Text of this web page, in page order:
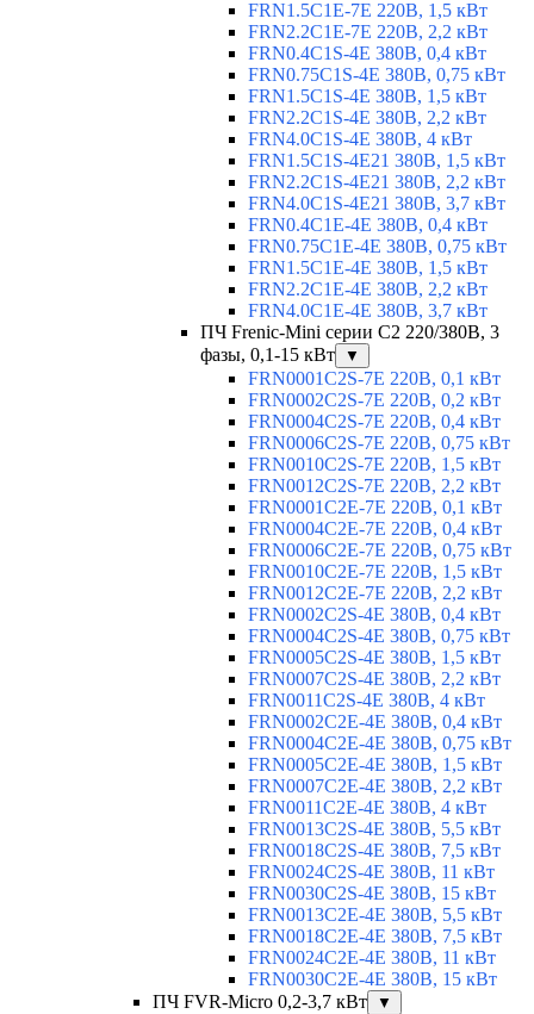
FRN1.5C1E-7E 220В, 1,5 кВт
FRN2.2C1E-7E 220В, 2,2 кВт
FRN0.4C1S-4E 380В, 0,4 кВт
FRN0.75C1S-4E 380В, 0,75 кВт
FRN1.5C1S-4E 380В, 1,5 кВт
FRN2.2C1S-4E 380В, 2,2 кВт
FRN4.0C1S-4E 380В, 4 кВт
FRN1.5C1S-4E21 380В, 1,5 кВт
FRN2.2C1S-4E21 380В, 2,2 кВт
FRN4.0C1S-4E21 380В, 3,7 кВт
FRN0.4C1E-4E 380В, 0,4 кВт
FRN0.75C1E-4E 380В, 0,75 кВт
FRN1.5C1E-4E 380В, 1,5 кВт
FRN2.2C1E-4E 380В, 2,2 кВт
FRN4.0C1E-4E 380В, 3,7 кВт
ПЧ Frenic-Mini серии С2 220/380В, 3
фазы, 0,1-15 кВт
▼
FRN0001C2S-7E 220В, 0,1 кВт
FRN0002C2S-7E 220В, 0,2 кВт
FRN0004C2S-7E 220В, 0,4 кВт
FRN0006C2S-7E 220В, 0,75 кВт
FRN0010C2S-7E 220В, 1,5 кВт
FRN0012C2S-7E 220В, 2,2 кВт
FRN0001C2E-7E 220В, 0,1 кВт
FRN0004C2E-7E 220В, 0,4 кВт
FRN0006C2E-7E 220В, 0,75 кВт
FRN0010C2E-7E 220В, 1,5 кВт
FRN0012C2E-7E 220В, 2,2 кВт
FRN0002C2S-4E 380В, 0,4 кВт
FRN0004C2S-4E 380В, 0,75 кВт
FRN0005C2S-4E 380В, 1,5 кВт
FRN0007C2S-4E 380В, 2,2 кВт
FRN0011C2S-4E 380В, 4 кВт
FRN0002C2E-4E 380В, 0,4 кВт
FRN0004C2E-4E 380В, 0,75 кВт
FRN0005C2E-4E 380В, 1,5 кВт
FRN0007C2E-4E 380В, 2,2 кВт
FRN0011C2E-4E 380В, 4 кВт
FRN0013C2S-4E 380В, 5,5 кВт
FRN0018C2S-4E 380В, 7,5 кВт
FRN0024C2S-4E 380В, 11 кВт
FRN0030C2S-4E 380В, 15 кВт
FRN0013C2E-4E 380В, 5,5 кВт
FRN0018C2E-4E 380В, 7,5 кВт
FRN0024C2E-4E 380В, 11 кВт
FRN0030C2E-4E 380В, 15 кВт
ПЧ FVR-Micro 0,2-3,7 кВт
▼